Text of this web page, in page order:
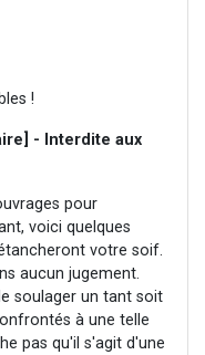
!
- Interdite aux
pour
voici quelques
votre soif.
aucun jugement.
soulager un tant soit
à une telle
pas qu'il s'agit d'une